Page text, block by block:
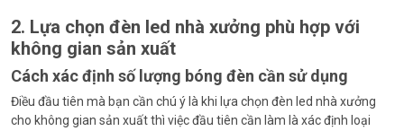
2. Lựa chọn đèn led nhà xưởng phù hợp với
không gian sản xuất
Cách xác định số lượng bóng đèn cần sử dụng
Điều đầu tiên mà bạn cần chú ý là khi lựa chọn đèn led nhà xưởng
cho không gian sản xuất thì việc đầu tiên cần làm là xác định loại